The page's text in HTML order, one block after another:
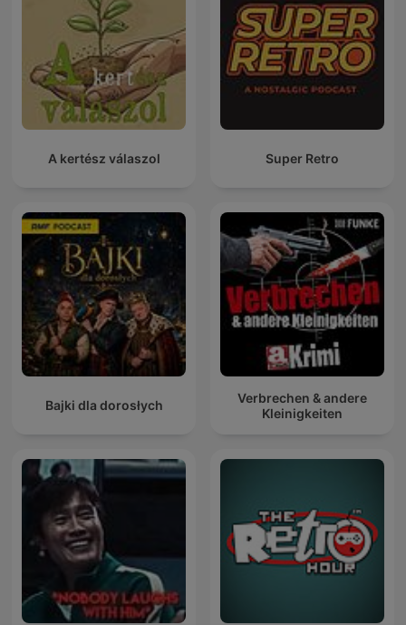
A kertész válaszol Super Retro
Bajki dla dorosłych
Verbrechen & andere
Kleinigkeiten